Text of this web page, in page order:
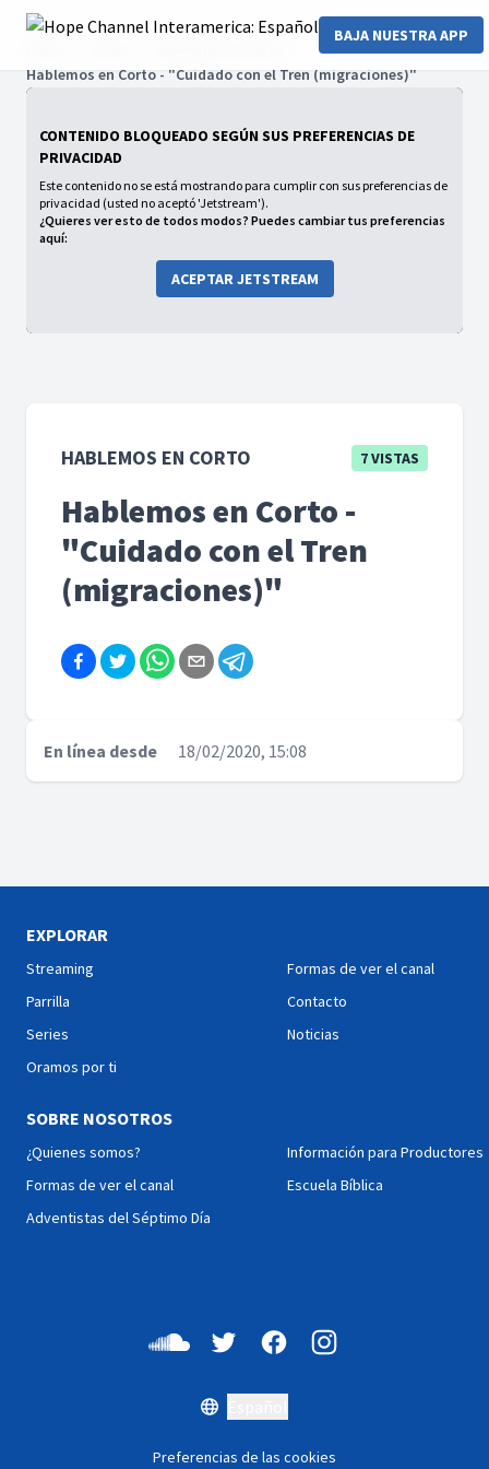
BAJA NUESTRA APP
Hablemos en Corto - "Cuidado con el Tren (migraciones)"
CONTENIDO BLOQUEADO SEGÚN SUS PREFERENCIAS DE
PRIVACIDAD
Este contenido no se está mostrando para cumplir con sus preferencias de
privacidad (usted no aceptó 'Jetstream').
¿Quieres ver esto de todos modos? Puedes cambiar tus preferencias
aquí:
ACEPTAR JETSTREAM
HABLEMOS EN CORTO 7 VISTAS
Hablemos en Corto -
"Cuidado con el Tren
(migraciones)"
En línea desde 18/02/2020, 15:08
EXPLORAR
Streaming
Parrilla
Series
Oramos por ti
Formas de ver el canal
Contacto
Noticias
SOBRE NOSOTROS
¿Quienes somos?
Formas de ver el canal
Adventistas del Séptimo Día
Información para Productores
Escuela Bíblica
Preferencias de las cookies